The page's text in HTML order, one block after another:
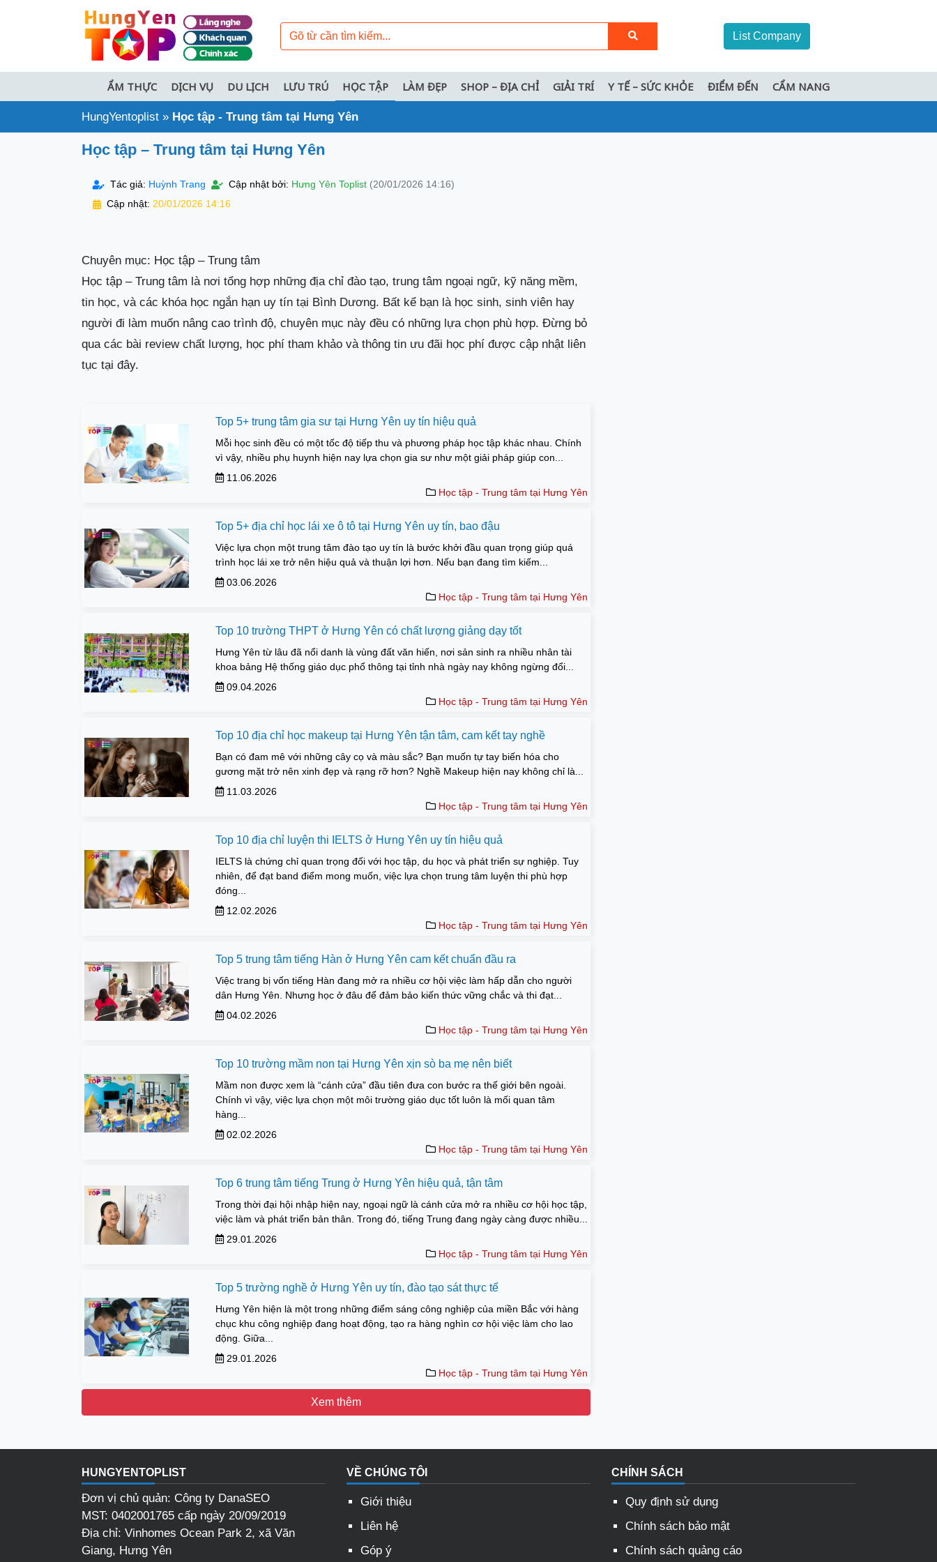
List Company
ẨM THỰC DỊCH VỤ DU LỊCH LƯU TRÚ HỌC TẬP LÀM ĐẸP SHOP – ĐỊA CHỈ GIẢI TRÍ Y TẾ – SỨC KHỎE ĐIỂM ĐẾN CẨM NANG
HungYentoplist » Học tập - Trung tâm tại Hưng Yên
Học tập – Trung tâm tại Hưng Yên
Tác giả: Huỳnh Trang Cập nhật bởi: Hưng Yên Toplist (20/01/2026 14:16)
Cập nhật: 20/01/2026 14:16
Chuyên mục: Học tập – Trung tâm
Học tập – Trung tâm là nơi tổng hợp những địa chỉ đào tạo, trung tâm ngoại ngữ, kỹ năng mềm,
tin học, và các khóa học ngắn hạn uy tín tại Bình Dương. Bất kể bạn là học sinh, sinh viên hay
người đi làm muốn nâng cao trình độ, chuyên mục này đều có những lựa chọn phù hợp. Đừng bỏ
qua các bài review chất lượng, học phí tham khảo và thông tin ưu đãi học phí được cập nhật liên
tục tại đây.
Top 5+ trung tâm gia sư tại Hưng Yên uy tín hiệu quả
Mỗi học sinh đều có một tốc độ tiếp thu và phương pháp học tập khác nhau. Chính
vì vậy, nhiều phụ huynh hiện nay lựa chọn gia sư như một giải pháp giúp con...
11.06.2026
Học tập - Trung tâm tại Hưng Yên
Top 5+ địa chỉ học lái xe ô tô tại Hưng Yên uy tín, bao đậu
Việc lựa chọn một trung tâm đào tạo uy tín là bước khởi đầu quan trọng giúp quá
trình học lái xe trở nên hiệu quả và thuận lợi hơn. Nếu bạn đang tìm kiếm...
03.06.2026
Học tập - Trung tâm tại Hưng Yên
Top 10 trường THPT ở Hưng Yên có chất lượng giảng dạy tốt
Hưng Yên từ lâu đã nổi danh là vùng đất văn hiến, nơi sản sinh ra nhiều nhân tài
khoa bảng Hệ thống giáo dục phổ thông tại tỉnh nhà ngày nay không ngừng đổi...
09.04.2026
Học tập - Trung tâm tại Hưng Yên
Top 10 địa chỉ học makeup tại Hưng Yên tận tâm, cam kết tay nghề
Bạn có đam mê với những cây cọ và màu sắc? Bạn muốn tự tay biến hóa cho
gương mặt trở nên xinh đẹp và rạng rỡ hơn? Nghề Makeup hiện nay không chỉ là...
11.03.2026
Học tập - Trung tâm tại Hưng Yên
Top 10 địa chỉ luyện thi IELTS ở Hưng Yên uy tín hiệu quả
IELTS là chứng chỉ quan trọng đối với học tập, du học và phát triển sự nghiệp. Tuy
nhiên, để đạt band điểm mong muốn, việc lựa chọn trung tâm luyện thi phù hợp
đóng...
12.02.2026
Học tập - Trung tâm tại Hưng Yên
Top 5 trung tâm tiếng Hàn ở Hưng Yên cam kết chuẩn đầu ra
Việc trang bị vốn tiếng Hàn đang mở ra nhiều cơ hội việc làm hấp dẫn cho người
dân Hưng Yên. Nhưng học ở đâu để đảm bảo kiến thức vững chắc và thi đạt...
04.02.2026
Học tập - Trung tâm tại Hưng Yên
Top 10 trường mầm non tại Hưng Yên xịn sò ba mẹ nên biết
Mầm non được xem là “cánh cửa” đầu tiên đưa con bước ra thế giới bên ngoài.
Chính vì vậy, việc lựa chọn một môi trường giáo dục tốt luôn là mối quan tâm
hàng...
02.02.2026
Học tập - Trung tâm tại Hưng Yên
Top 6 trung tâm tiếng Trung ở Hưng Yên hiệu quả, tận tâm
Trong thời đại hội nhập hiện nay, ngoại ngữ là cánh cửa mở ra nhiều cơ hội học tập,
việc làm và phát triển bản thân. Trong đó, tiếng Trung đang ngày càng được nhiều...
29.01.2026
Học tập - Trung tâm tại Hưng Yên
Top 5 trường nghề ở Hưng Yên uy tín, đào tạo sát thực tế
Hưng Yên hiện là một trong những điểm sáng công nghiệp của miền Bắc với hàng
chục khu công nghiệp đang hoạt động, tạo ra hàng nghìn cơ hội việc làm cho lao
động. Giữa...
29.01.2026
Học tập - Trung tâm tại Hưng Yên
Xem thêm
HUNGYENTOPLIST
Đơn vị chủ quản: Công ty DanaSEO
MST: 0402001765 cấp ngày 20/09/2019
Địa chỉ: Vinhomes Ocean Park 2, xã Văn
Giang, Hưng Yên
VỀ CHÚNG TÔI
Giới thiệu
Liên hệ
Góp ý
CHÍNH SÁCH
Quy định sử dụng
Chính sách bảo mật
Chính sách quảng cáo